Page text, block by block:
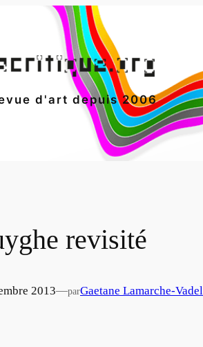
d'art depuis 2006
revisité
2013—parGaetane Lamarche-Vadel